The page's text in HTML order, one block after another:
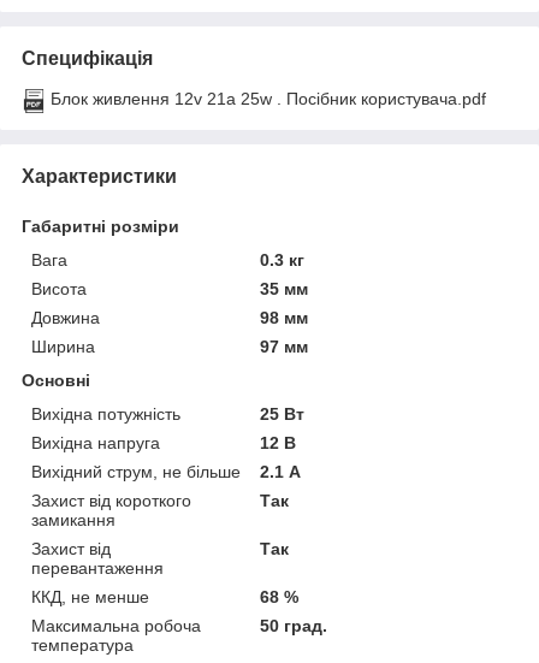
Специфікація
Блок живлення 12v 21a 25w . Посібник користувача.pdf
Характеристики
Габаритні розміри
Вага
0.3 кг
Висота
35 мм
Довжина
98 мм
Ширина
97 мм
Основні
Вихідна потужність
25 Вт
Вихідна напруга
12 В
Вихідний струм, не більше
2.1 А
Захист від короткого
замикання
Так
Захист від
перевантаження
Так
ККД, не менше
68 %
Максимальна робоча
температура
50 град.